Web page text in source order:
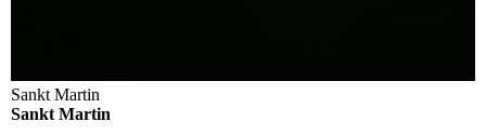
Sankt Martin
Sankt Martin